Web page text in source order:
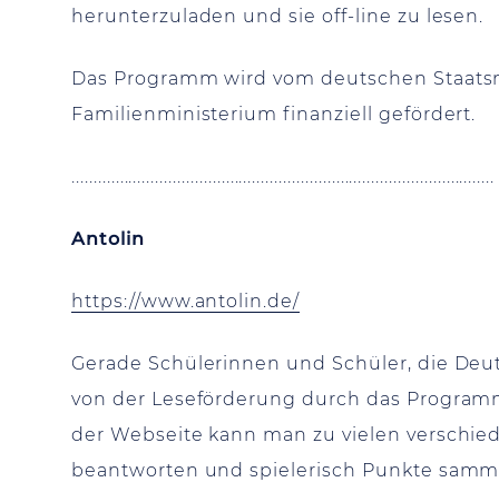
herunterzuladen und sie off-line zu lesen.
Das Programm wird vom deutschen
Familienministerium finanziell gefördert.
................................................................................................
Antolin
https://www.antolin.de/
Gerade Schülerinnen und Schüler, die
von der Leseförderung durch das
der Webseite kann man zu vielen
beantworten und spielerisch Punkte